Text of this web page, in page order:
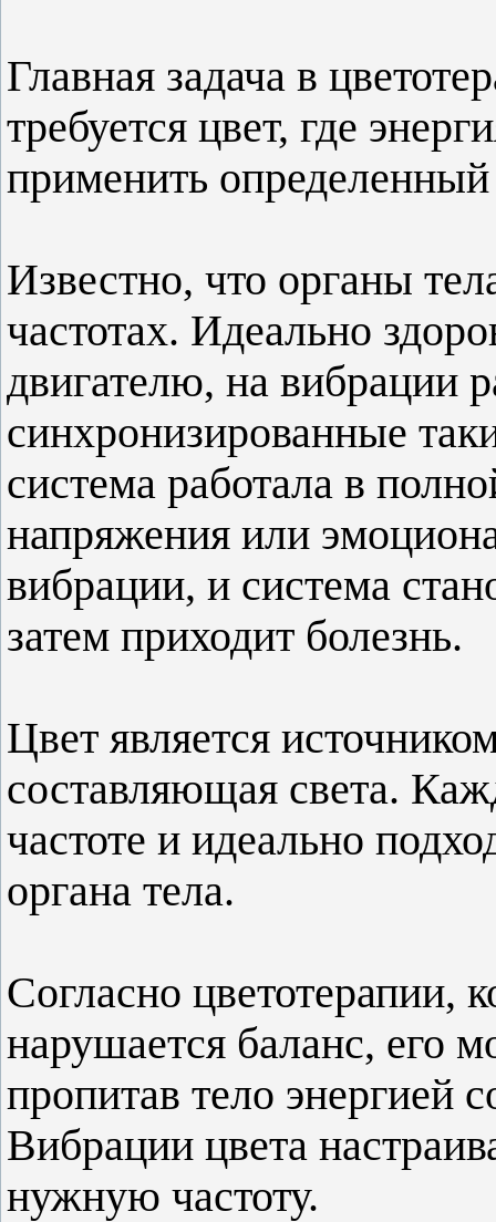
Главная задача в
требуется цвет, где
применить
Известно, что органы
частотах. Идеально
двигателю, на вибрации
синхронизированные
система работала в
напряжения или
вибрации, и система
затем приходит болезнь.
Цвет является
составляющая света.
частоте и идеально
органа тела.
Согласно цветотерапии,
нарушается баланс, его
пропитав тело энергией
Вибрации цвета
нужную частоту.